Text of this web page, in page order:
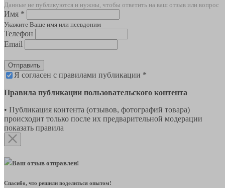
Данные не публикуются и нужны, чтобы ответить на ваш отзыв или вопрос
Имя *
Укажите Ваше имя или псевдоним
Телефон
Email
Отправить
Я согласен с правилами публикации *
Правила публикации пользовательского контента
• Публикация контента (отзывов, фотографий товара)
происходит только после их предварительной модерации
показать правила
Ваш отзыв отправлен!
Спасибо, что решили поделиться опытом!